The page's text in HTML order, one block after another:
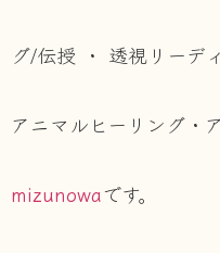
グ/伝授 ・ 透視リーデ
アニマルヒーリング・
mizunowaです。